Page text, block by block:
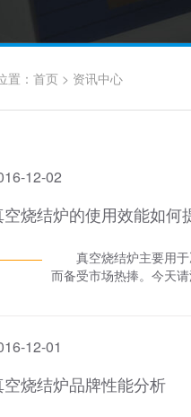
置： 首页 > 资讯中心
12-02
空烧结炉的使用效能如何
真空烧结炉主要用于
而备受市场热捧。今天
可以拓展工艺范围。如
12-01
空烧结炉品牌性能分析